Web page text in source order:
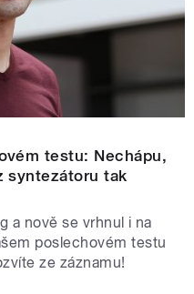
testu: Nechápu,
syntezátoru tak
a nově se vrhnul i na
poslechovém testu
ze záznamu!